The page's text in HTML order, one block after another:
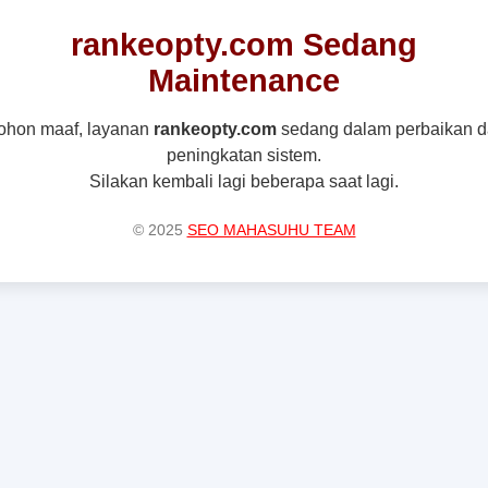
rankeopty.com Sedang
Maintenance
maaf, layanan rankeopty.comsedang dalam perbaikan
peningkatan sistem.
Silakan kembali lagi beberapa saat lagi.
© 2025 SEO MAHASUHU TEAM